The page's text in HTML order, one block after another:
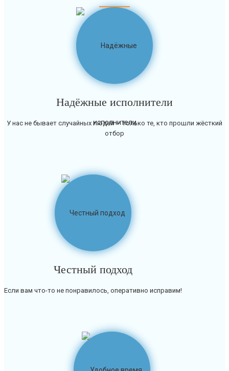
Надёжные исполнители
У нас не бывает случайных людей — только те, кто прошли жёсткий
отбор
Честный подход
Если вам что-то не понравилось, оперативно исправим!